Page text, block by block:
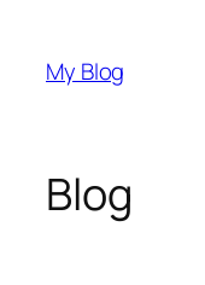
contenido
My Blog
Blog